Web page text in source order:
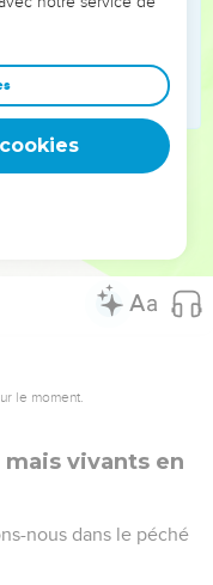
ainsi aussi par
constitués justes.
abondât ; mais là
la mort, ainsi aussi
le moment.
vivants en
nous dans le péché